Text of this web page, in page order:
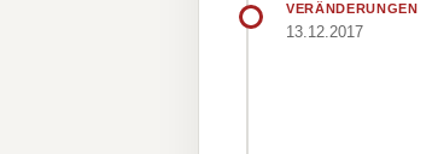
VERÄNDERUNGEN
13.12.2017